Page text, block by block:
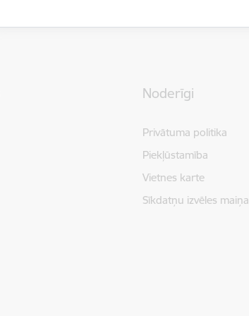
Noderīgi
Privātuma politika
Piekļūstamība
Vietnes karte
Sīkdatņu izvēles maiņa